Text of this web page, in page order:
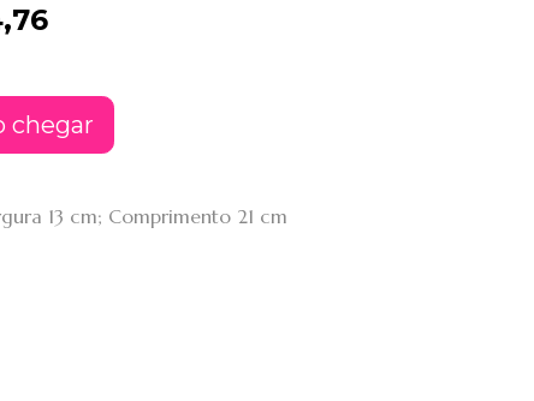
chegar
13 cm; Comprimento 21 cm